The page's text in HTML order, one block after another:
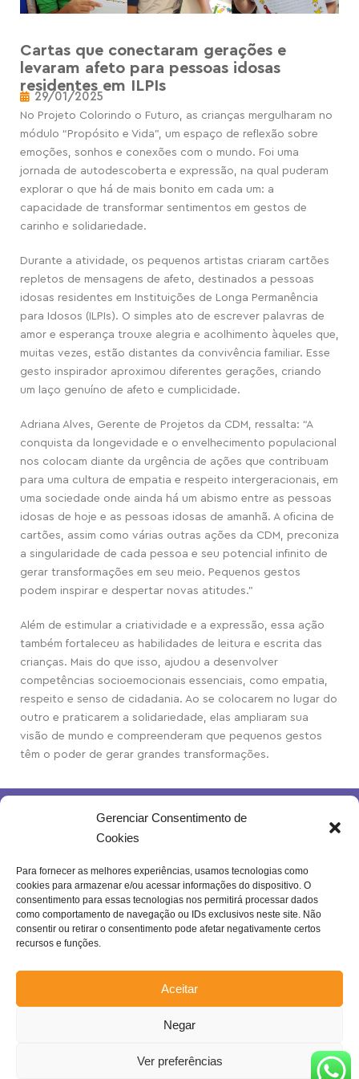
Gerenciar Consentimento de
Cookies
Para fornecer as melhores experiências, usamos tecnologias como
cookies para armazenar e/ou acessar informações do dispositivo. O
consentimento para essas tecnologias nos permitirá processar dados
como comportamento de navegação ou IDs exclusivos neste site. Não
consentir ou retirar o consentimento pode afetar negativamente certos
recursos e funções.
Aceitar
Negar
Ver preferências
Cartas que conectaram gerações e
levaram afeto para pessoas idosas
residentes em ILPIs
29/01/2025
No Projeto Colorindo o Futuro, as crianças mergulharam no
módulo “Propósito e Vida”, um espaço de reflexão sobre
emoções, sonhos e conexões com o mundo. Foi uma
jornada de autodescoberta e expressão, na qual puderam
explorar o que há de mais bonito em cada um: a
capacidade de transformar sentimentos em gestos de
carinho e solidariedade.
Durante a atividade, os pequenos artistas criaram cartões
repletos de mensagens de afeto, destinados a pessoas
idosas residentes em Instituições de Longa Permanência
para Idosos (ILPIs). O simples ato de escrever palavras de
amor e esperança trouxe alegria e acolhimento àqueles que,
muitas vezes, estão distantes da convivência familiar. Esse
gesto inspirador aproximou diferentes gerações, criando
um laço genuíno de afeto e cumplicidade.
Adriana Alves, Gerente de Projetos da CDM, ressalta: “A
conquista da longevidade e o envelhecimento populacional
nos colocam diante da urgência de ações que contribuam
para uma cultura de empatia e respeito intergeracionais, em
uma sociedade onde ainda há um abismo entre as pessoas
idosas de hoje e as pessoas idosas de amanhã. A oficina de
cartões, assim como várias outras ações da CDM, preconiza
a singularidade de cada pessoa e seu potencial infinito de
gerar transformações em seu meio. Pequenos gestos
podem inspirar e despertar novas atitudes.”
Além de estimular a criatividade e a expressão, essa ação
também fortaleceu as habilidades de leitura e escrita das
crianças. Mais do que isso, ajudou a desenvolver
competências socioemocionais essenciais, como empatia,
respeito e senso de cidadania. Ao se colocarem no lugar do
outro e praticarem a solidariedade, elas ampliaram sua
visão de mundo e compreenderam que pequenos gestos
têm o poder de gerar grandes transformações.
Rua Joventina da Rocha, 289 – Heliópolis
Belo Horizonte – MG | Brasil.
Se inscreva na nossa newsletter!
Enviar